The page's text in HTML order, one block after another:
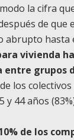
la cifra
de que
abrupto hasta
vivienda
grupos
los
y 44 años
de los